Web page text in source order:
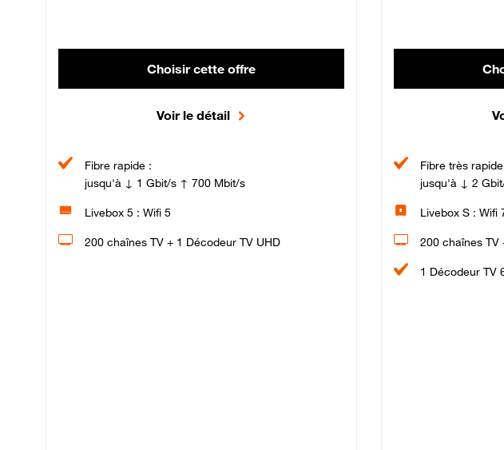
Choisir cette offre
Voir le détail
Fibre rapide :
jusqu'à ↓ 1 Gbit/s ↑ 700 Mbit/s
Livebox 5 : Wifi 5
200 chaînes TV + 1 Décodeur TV UHD
Fibre très
jusqu'à ↓ 2
Livebox S : Wifi
200 chaînes TV
1 Décodeur TV